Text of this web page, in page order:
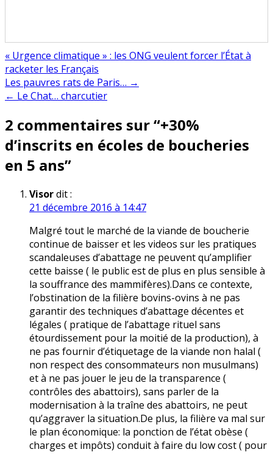
« Urgence climatique » : les ONG veulent forcer l’État à
racketer les Français
Navigation
de
l’article
Les pauvres rats de Paris… →
← Le Chat… charcutier
2 commentaires sur “+30%
d’inscrits en écoles de boucheries
en 5 ans”
Visordit :
21 décembre 2016 à 14:47
Malgré tout le marché de la viande de boucherie
continue de baisser et les videos sur les pratiques
scandaleuses d’abattage ne peuvent qu’amplifier
cette baisse ( le public est de plus en plus sensible à
la souffrance des mammifères).Dans ce contexte,
l’obstination de la filière bovins-ovins à ne pas
garantir des techniques d’abattage décentes et
légales ( pratique de l’abattage rituel sans
étourdissement pour la moitié de la production), à
ne pas fournir d’étiquetage de la viande non halal (
non respect des consommateurs non musulmans)
et à ne pas jouer le jeu de la transparence (
contrôles des abattoirs), sans parler de la
modernisation à la traîne des abattoirs, ne peut
qu’aggraver la situation.De plus, la filière va mal sur
le plan économique: la ponction de l’état obèse (
charges et impôts) conduit à faire du low cost ( pour